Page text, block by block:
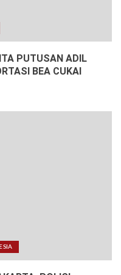
PUTUSAN ADIL
BEA CUKAI